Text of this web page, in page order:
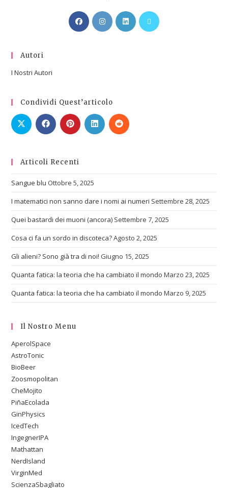
Autori
I Nostri Autori
Condividi Quest’articolo
Articoli Recenti
Sangue blu Ottobre 5, 2025
I matematici non sanno dare i nomi ai numeri Settembre 28, 2025
Quei bastardi dei muoni (ancora) Settembre 7, 2025
Cosa ci fa un sordo in discoteca?Agosto 2, 2025
Gli alieni? Sono già tra di noi! Giugno 15, 2025
Quanta fatica: la teoria che ha cambiato il mondo Marzo 23, 2025
Quanta fatica: la teoria che ha cambiato il mondo Marzo 9, 2025
Il Nostro Menu
AperolSpace
AstroTonic
BioBeer
Zoosmopolitan
CheMojito
PiñaEcolada
GinPhysics
IcedTech
IngegnerIPA
Mathattan
NerdIsland
VirginMed
ScienzaSbagliato